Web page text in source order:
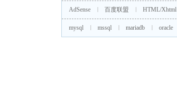
AdSense 百度联盟 HTML/Xhtml
mysql mssql mariadb oracle